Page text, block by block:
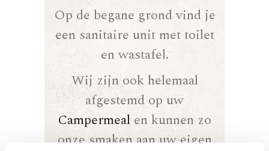
Op de begane grond vind je
een sanitaire unit met toilet
en wastafel.
Wij zijn ook helemaal
afgestemd op uw
Campermeal en kunnen zo
onze smaken aan uw eigen